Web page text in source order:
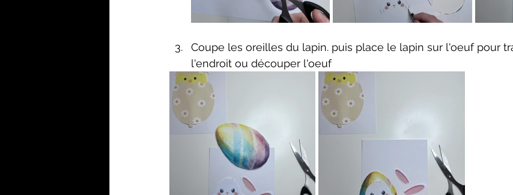
Coupe les oreilles du lapin. puis place le lapin sur l'oeuf pour
l'endroit ou découper l'oeuf